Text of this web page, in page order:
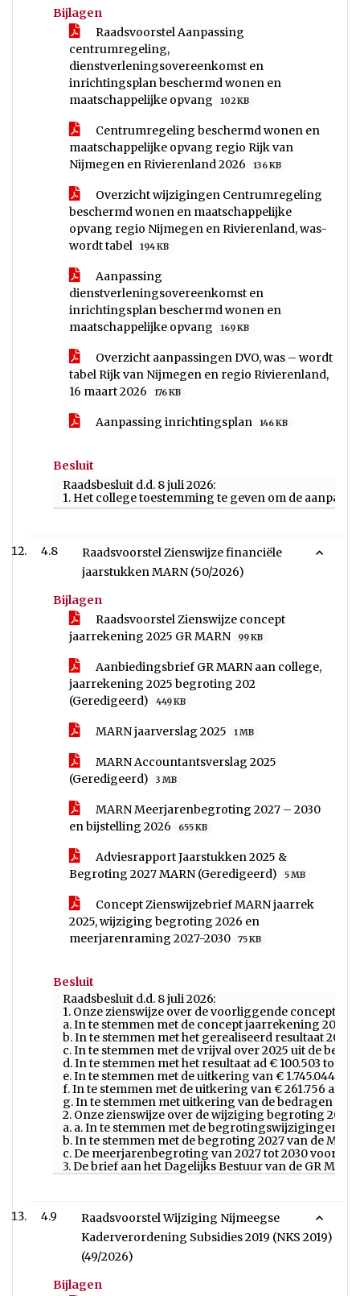
Bijlagen
Raadsvoorstel Aanpassing
centrumregeling,
dienstverleningsovereenkomst en
inrichtingsplan beschermd wonen en
maatschappelijke opvang
102 KB
Centrumregeling beschermd wonen en
maatschappelijke opvang regio Rijk van
Nijmegen en Rivierenland 2026
136 KB
Overzicht wijzigingen Centrumregeling
beschermd wonen en maatschappelijke
opvang regio Nijmegen en Rivierenland, was-
wordt tabel
194 KB
Aanpassing
dienstverleningsovereenkomst en
inrichtingsplan beschermd wonen en
maatschappelijke opvang
169 KB
Overzicht aanpassingen DVO, was – wordt
tabel Rijk van Nijmegen en regio Rivierenland,
16 maart 2026
176 KB
Aanpassing inrichtingsplan 146 KB
Besluit
Raadsbesluit d.d. 8 juli 2026:
1. Het college toestemming te geven om de
4.8
Raadsvoorstel Zienswijze financiële
jaarstukken MARN (50/2026)
Bijlagen
Raadsvoorstel Zienswijze concept
jaarrekening 2025 GR MARN
99 KB
Aanbiedingsbrief GR MARN aan college,
jaarrekening 2025 begroting 202
(Geredigeerd)
449 KB
MARN jaarverslag 2025 1 MB
MARN Accountantsverslag 2025
(Geredigeerd)
3 MB
MARN Meerjarenbegroting 2027 – 2030
en bijstelling 2026
655 KB
Adviesrapport Jaarstukken 2025 &
Begroting 2027 MARN (Geredigeerd)
5 MB
Concept Zienswijzebrief MARN jaarrek
2025, wijziging begroting 2026 en
meerjarenraming 2027-2030
75 KB
Besluit
Raadsbesluit d.d. 8 juli 2026:
1. Onze zienswijze over de voorliggende concept
a. In te stemmen met de concept jaarrekening 2025;
b. In te stemmen met het gerealiseerd resultaat 2025
c. In te stemmen met de vrijval over 2025 uit de
d. In te stemmen met het resultaat ad € 100.503 toe
e. In te stemmen met de uitkering van € 1.745.044
f. In te stemmen met de uitkering van € 261.756 aan
g. In te stemmen met uitkering van de bedragen c
2. Onze zienswijze over de wijziging begroting
a. a. In te stemmen met de begrotingswijzigingen
b. In te stemmen met de begroting 2027 van de
c. De meerjarenbegroting van 2027 tot 2030 voor
3. De brief aan het Dagelijks Bestuur van de GR
4.9
Raadsvoorstel Wijziging Nijmeegse
Kaderverordening Subsidies 2019 (NKS 2019)
(49/2026)
Bijlagen